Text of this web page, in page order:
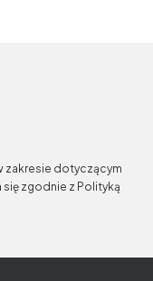
zakresie dotyczącym
zgodnie z Polityką